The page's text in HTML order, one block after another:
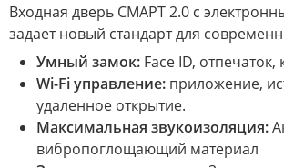
Входная дверь СМАРТ 2.0 с
задает новый стандарт для
Умный замок: Face ID, отпечаток,
Wi-Fi управление: приложение,
удаленное открытие.
Максимальная звукоизоляция:
вибропоглощающий материал